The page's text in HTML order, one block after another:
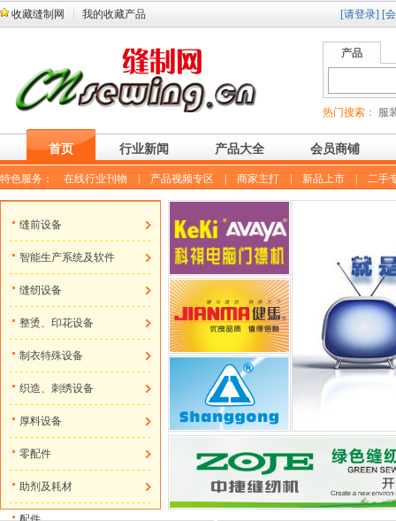
收藏缝制网 我的收藏产品 [请登录] [
产品
热门搜索： 服
首页 行业新闻 产品大全 会员商铺
特色服务： 在线行业刊物 产品视频专区 商家主打 新品上市 二手
缝前设备
智能生产系统及软件
缝纫设备
整烫、印花设备
制衣特殊设备
织造、刺绣设备
厚料设备
零配件
助剂及耗材